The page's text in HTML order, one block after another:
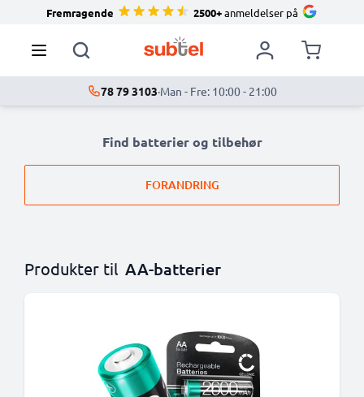
Fremragende 2500+anmeldelser på
78 79 3103·Man - Fre: 10:00 - 21:00
Find batterier og tilbehør
FORANDRING
Produkter til AA-batterier